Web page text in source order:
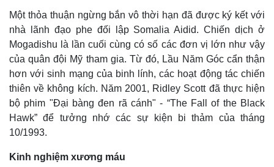
Một thỏa thuận ngừng bắn vô thời hạn đã được ký kết với
nhà lãnh đạo phe đối lập Somalia Aidid. Chiến dịch ở
Mogadishu là lần cuối cùng có số các đơn vị lớn như vậy
của quân đội Mỹ tham gia. Từ đó, Lầu Năm Góc cẩn thận
hơn với sinh mạng của binh lính, các hoạt động tác chiến
thiên về không kích. Năm 2001, Ridley Scott đã thực hiện
bộ phim "Đại bàng đen rã cánh" - “The Fall of the Black
Hawk” để tưởng nhớ các sự kiện bi thảm của tháng
10/1993.
Kinh nghiệm xương máu